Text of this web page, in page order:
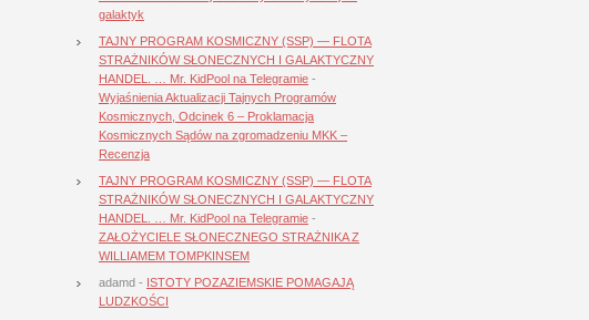
galaktyk
TAJNY PROGRAM KOSMICZNY (SSP) — FLOTA
STRAŻNIKÓW SŁONECZNYCH I GALAKTYCZNY
HANDEL. … Mr. KidPool na Telegramie -
Wyjaśnienia Aktualizacji Tajnych Programów
Kosmicznych, Odcinek 6 – Proklamacja
Kosmicznych Sądów na zgromadzeniu MKK –
Recenzja
TAJNY PROGRAM KOSMICZNY (SSP) — FLOTA
STRAŻNIKÓW SŁONECZNYCH I GALAKTYCZNY
HANDEL. … Mr. KidPool na Telegramie -
ZAŁOŻYCIELE SŁONECZNEGO STRAŻNIKA Z
WILLIAMEM TOMPKINSEM
adamd - ISTOTY POZAZIEMSKIE POMAGAJĄ
LUDZKOŚCI